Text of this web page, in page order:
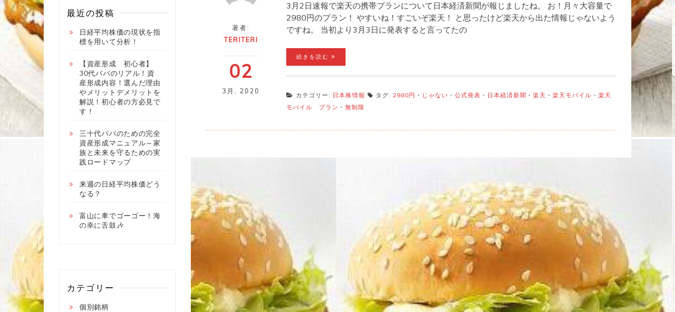
著者:
TERITERI
02
3月 , 2020
3月2日速報で楽天の携帯プランについて日本経済新聞が報じましたね。 お！月々大容量で
2980円のプラン！ やすいね！すごいぞ楽天！ と思ったけど楽天から出た情報じゃないよう
ですね。 当初より3月3日に発表すると言ってたの
続きを読む
カテゴリー: 日本株情報 タグ: 2980円 ・ じゃない ・ 公式発表 ・ 日本経済新聞 ・ 楽天 ・ 楽天モバイル ・ 楽天
モバイル プラン ・ 無制限
最近の投稿
日経平均株価の現状を指
標を用いて分析！
【資産形成 初心者】
30代パパのリアル！資
産形成内容！選んだ理由
やメリットデメリットを
解説！初心者の方必見で
す！
三十代パパのための完全
資産形成マニュアル～家
族と未来を守るための実
践ロードマップ
来週の日経平均株価どう
なる？
富山に車でゴーゴー！海
の幸に舌鼓🎶
カテゴリー
個別銘柄